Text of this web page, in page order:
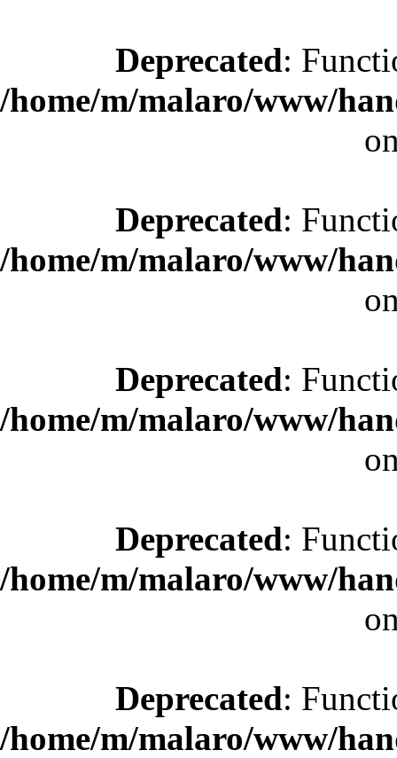
Deprecated:
/home/m/malaro/www/
Deprecated:
/home/m/malaro/www/
Deprecated:
/home/m/malaro/www/
Deprecated:
/home/m/malaro/www/
Deprecated:
/home/m/malaro/www/